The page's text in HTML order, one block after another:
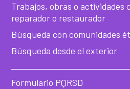
Trabajos, obras o actividades
reparador o restaurador
Búsqueda con comunidades
Búsqueda desde el exterior
Formulario PQRSD